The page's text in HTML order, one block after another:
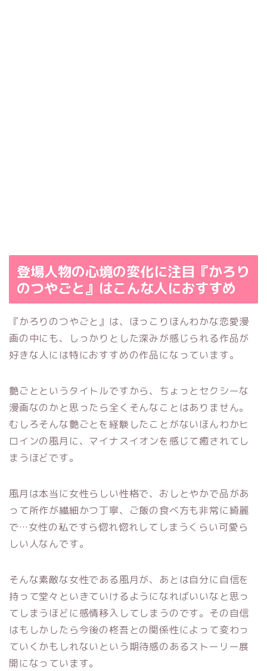
登場人物の心境の変化に注目『かろり
のつやごと』はこんな人におすすめ
『かろりのつやごと』は、ほっこりほんわかな恋愛漫
画の中にも、しっかりとした深みが感じられる作品が
好きな人には特におすすめの作品になっています。
艶ごとというタイトルですから、ちょっとセクシーな
漫画なのかと思ったら全くそんなことはありません。
むしろそんな艶ごとを経験したことがないほんわかヒ
ロインの風月に、マイナスイオンを感じて癒されてし
まうほどです。
風月は本当に女性らしい性格で、おしとやかで品があ
って所作が繊細かつ丁寧、ご飯の食べ方も非常に綺麗
で…女性の私ですら惚れ惚れしてしまうくらい可愛ら
しい人なんです。
そんな素敵な女性である風月が、あとは自分に自信を
持って堂々といきていけるようになればいいなと思っ
てしまうほどに感情移入してしまうのです。その自信
はもしかしたら今後の柊吾との関係性によって変わっ
ていくかもしれないという期待感のあるストーリー展
開になっています。